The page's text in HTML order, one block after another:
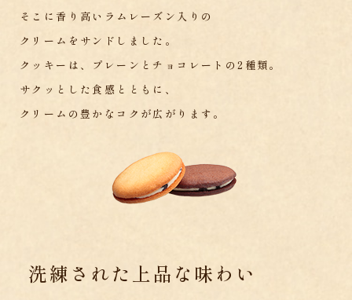
そこに香り高いラムレーズン入りの
クリームをサンドしました。
クッキーは、プレーンとチョコレートの2種類。
サクッとした食感とともに、
クリームの豊かなコクが広がります。
洗練された上品な味わい